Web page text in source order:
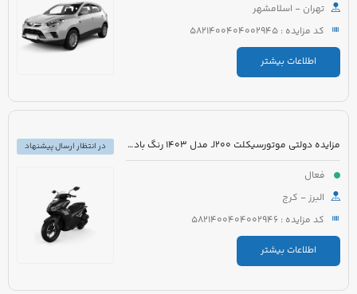
تهران - اسلامشهر
کد مزایده : 5821400404002945
اطلاعات بیشتر
مزایده دولتی موتورسیکلت J200 مدل 1403 رنگ بادمجانی
فعال
البرز - کرج
کد مزایده : 5821400404002946
اطلاعات بیشتر
در انتظار ارسال پیشنهاد